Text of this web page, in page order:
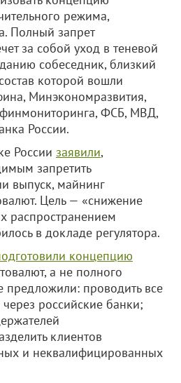
режима,
Полный запрет
за собой уход в теневой
собеседник, близкий
которой вошли
Минэкономразвития,
ФСБ, МВД,
России.
России заявили,
запретить
выпуск, майнинг
Цель — «снижение
распространением
в докладе регулятора.
концепцию
а не полного
предложили: проводить все
российские банки;
клиентов
и неквалифицированных